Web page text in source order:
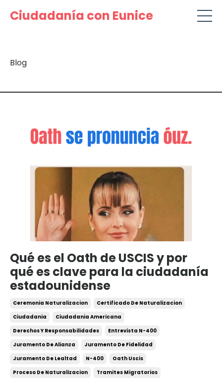
Ciudadanía con Eunice
Blog
Qué es el Oath de USCIS y por
qué es clave para la ciudadanía
estadounidense
Ceremonia Naturalizacion
Certificado De Naturalizacion
Ciudadania
Ciudadania Americana
Derechos Y Responsabilidades
Entrevista N-400
Juramento De Alianza
Juramento De Fidelidad
Juramento De Lealtad
N-400
Oath Uscis
Proceso De Naturalizacion
Tramites Migratorios